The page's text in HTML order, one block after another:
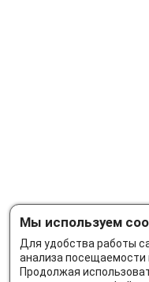
Мы используем
Для удобства работы
анализа
Продолжая